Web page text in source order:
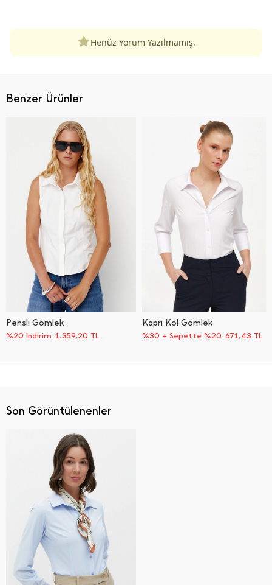
Henüz Yorum Yazılmamış.
Benzer Ürünler
Pensli Gömlek
%20 İndirim 1.359,20 TL
Kapri Kol Gömlek
%30 + Sepette %20 671,43 TL
Son Görüntülenenler